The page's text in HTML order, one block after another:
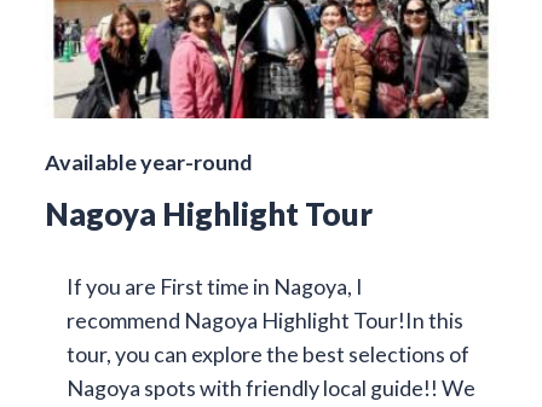
Available year-round
Nagoya Highlight Tour
If you are First time in Nagoya, I
recommend Nagoya Highlight Tour!In this
tour, you can explore the best selections of
Nagoya spots with friendly local guide!! We